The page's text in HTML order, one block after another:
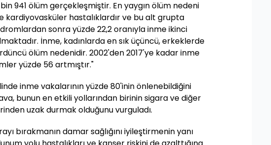
941 ölüm gerçekleşmiştir. En yaygın ölüm nedeni
kardiyovasküler hastalıklardır ve bu alt grupta
sonra yüzde 22,2 oranıyla inme ikinci
İnme, kadınlarda en sık üçüncü, erkeklerde
ölüm nedenidir. 2002'den 2017'ye kadar inme
yüzde 56 artmıştır."
inme vakalarının yüzde 80'inin önlenebildiğini
bunun en etkili yollarından birinin sigara ve diğer
uzak durmak olduğunu vurguladı.
bırakmanın damar sağlığını iyileştirmenin yanı